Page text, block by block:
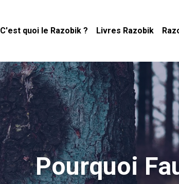
C'est quoi le Razobik ? Livres Razobik
Pourquoi